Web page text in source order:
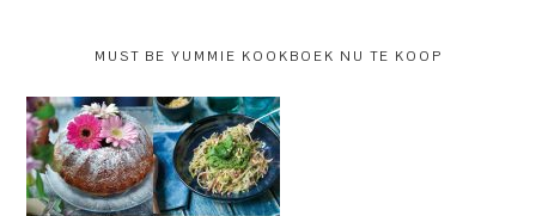
MUST BE YUMMIE KOOKBOEK NU TE KOOP